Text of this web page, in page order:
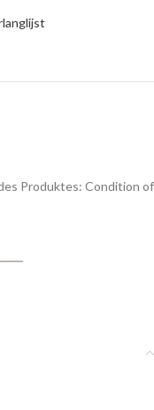
Produktes: Condition of